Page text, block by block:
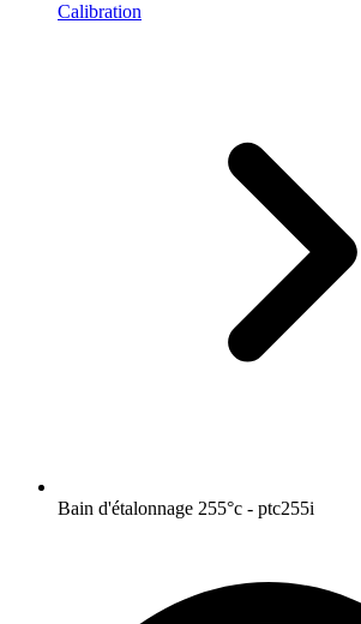
Calibration
Bain d'étalonnage 255°c - ptc255i